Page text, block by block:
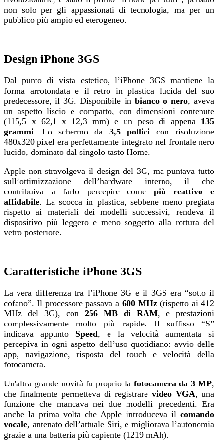
non solo per gli appassionati di tecnologia, ma per un
pubblico più ampio ed eterogeneo.
Design iPhone 3GS
Dal punto di vista estetico, l’iPhone 3GS mantiene la
forma arrotondata e il retro in plastica lucida del suo
predecessore, il 3G. Disponibile in bianco o nero, aveva
un aspetto liscio e compatto, con dimensioni contenute
(115,5 x 62,1 x 12,3 mm) e un peso di appena 135
grammi. Lo schermo da 3,5 pollici con risoluzione
480x320 pixel era perfettamente integrato nel frontale nero
lucido, dominato dal singolo tasto Home.
Apple non stravolgeva il design del 3G, ma puntava tutto
sull’ottimizzazione dell’hardware interno, il che
contribuiva a farlo percepire come più reattivo e
affidabile. La scocca in plastica, sebbene meno pregiata
rispetto ai materiali dei modelli successivi, rendeva il
dispositivo più leggero e meno soggetto alla rottura del
vetro posteriore.
Caratteristiche iPhone 3GS
La vera differenza tra l’iPhone 3G e il 3GS era “sotto il
cofano”. Il processore passava a 600 MHz(rispetto ai 412
MHz del 3G), con 256 MB di RAM, e prestazioni
complessivamente molto più rapide. Il suffisso “S”
indicava appunto Speed, e la velocità aumentata si
percepiva in ogni aspetto dell’uso quotidiano: avvio delle
app, navigazione, risposta del touch e velocità della
fotocamera.
Un'altra grande novità fu proprio la fotocamera da 3 MP,
che finalmente permetteva di registrare video VGA, una
funzione che mancava nei due modelli precedenti. Era
anche la prima volta che Apple introduceva il comando
vocale, antenato dell’attuale Siri, e migliorava l’autonomia
grazie a una batteria più capiente (1219 mAh).